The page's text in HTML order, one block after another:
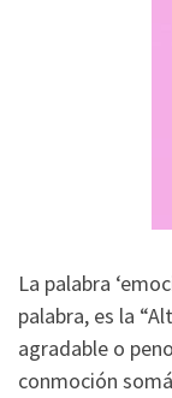
La palabra
palabra, es la
agradable o
conmoción